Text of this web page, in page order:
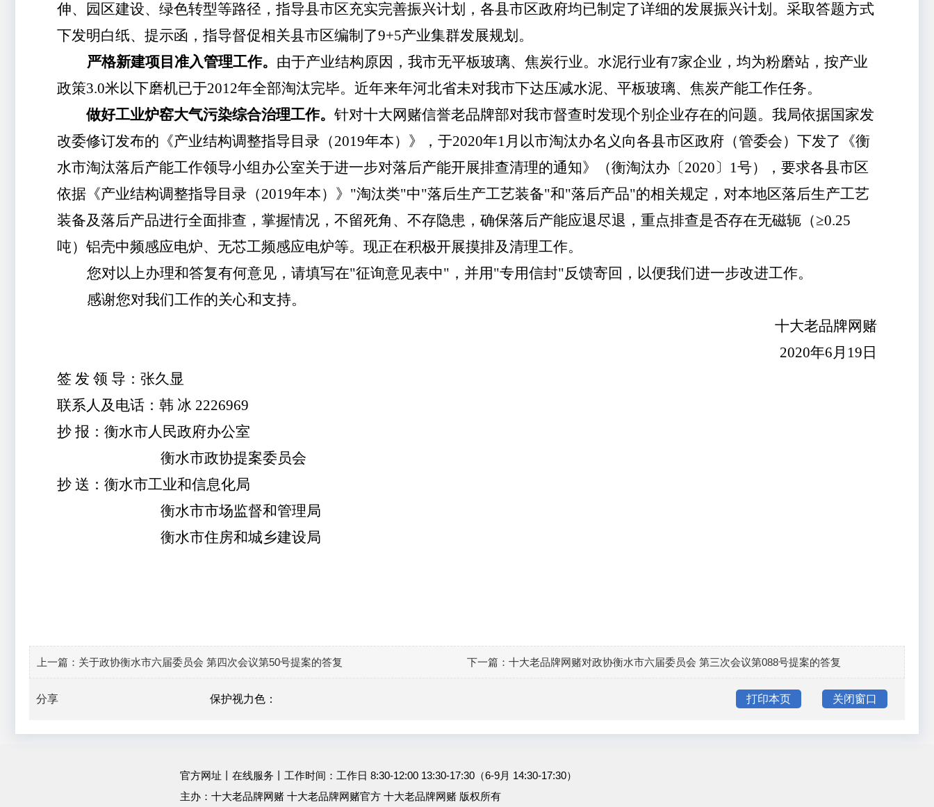
伸、园区建设、绿色转型等路径，指导县市区充实完善振兴计划，各县市区政府均已制定了详细的发展振兴计划。采取答题方式
下发明白纸、提示函，指导督促相关县市区编制了9+5产业集群发展规划。
严格新建项目准入管理工作。 由于产业结构原因，我市无平板玻璃、焦炭行业。水泥行业有7家企业，均为粉磨站，按产业
政策3.0米以下磨机已于2012年全部淘汰完毕。近年来年河北省未对我市下达压减水泥、平板玻璃、焦炭产能工作任务。
做好工业炉窑大气污染综合治理工作。 针对十大网赌信誉老品牌部对我市督查时发现个别企业存在的问题。我局依据国家发
改委修订发布的《产业结构调整指导目录（2019年本）》，于2020年1月以市淘汰办名义向各县市区政府（管委会）下发了《衡
水市淘汰落后产能工作领导小组办公室关于进一步对落后产能开展排查清理的通知》（衡淘汰办〔2020〕 1号），要求各县市区
依据《产业结构调整指导目录（2019年本）》 "淘汰类"中"落后生产工艺装备"和"落后产品"的相关规定，对本地区落后生产工艺
装备及落后产品进行全面排查，掌握情况，不留死角、不存隐患，确保落后产能应退尽退 ，重点排查是否存在无磁轭（≥0.25
吨）铝壳中频感应电炉、无芯工频感应电炉等。现正在积极开展摸排及清理工作。
您对以上办理和答复有何意见，请填写在"征询意见表中"，并用"专用信封"反馈寄回，以便我们进一步改进工作。
感谢您对我们工作的关心和支持。
十大老品牌网赌
2020年6月19日
签 发 领 导：张久显
联系人及电话：韩 冰 2226969
抄 报：衡水市人民政府办公室
衡水市政协提案委员会
抄 送：衡水市工业和信息化局
衡水市市场监督和管理局
衡水市住房和城乡建设局
上一篇： 关于政协衡水市六届委员会 第四次会议第50号提案的答复 下一篇： 十大老品牌网赌对政协衡水市六届委员会 第三次会议第088号提案的答复
保护视力色：
分享 打印本页 关闭窗口
官方网址 在线服务 丨工作时间：工作日 8:30-12:00 13:30-17:30（6-9月 14:30-17:30）
主办：十大老品牌网赌 十大老品牌网赌官方 十大老品牌网赌 版权所有